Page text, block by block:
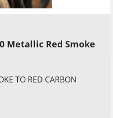
Metallic Red Smoke
TO RED CARBON